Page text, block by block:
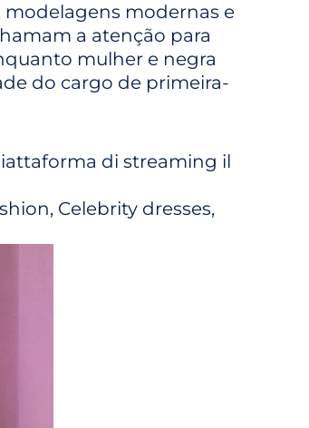
modelagens modernas e
a atenção para
mulher e negra
do cargo de primeira-